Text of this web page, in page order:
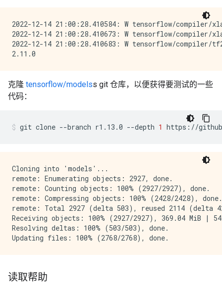
2022-12-14 21:00:28.410584: W tensorflow/
2022-12-14 21:00:28.410673: W tensorflow/
2022-12-14 21:00:28.410683: W tensorflow/
克隆 tensorflow/modelss git 仓库，以便获得要测试的一些
代码：
git clone --branch r1.13.0 --depth 1 https://
Cloning into 'models'...
remote: Enumerating objects: 2927, done.
remote: Counting objects: 100% (2927/2927), done.
remote: Compressing objects: 100% (2428/2428), done.
remote: Total 2927 (delta 503), reused 2114 (delta
Receiving objects: 100% (2927/2927), 369.04 MiB |
Resolving deltas: 100% (503/503), done.
读取帮助